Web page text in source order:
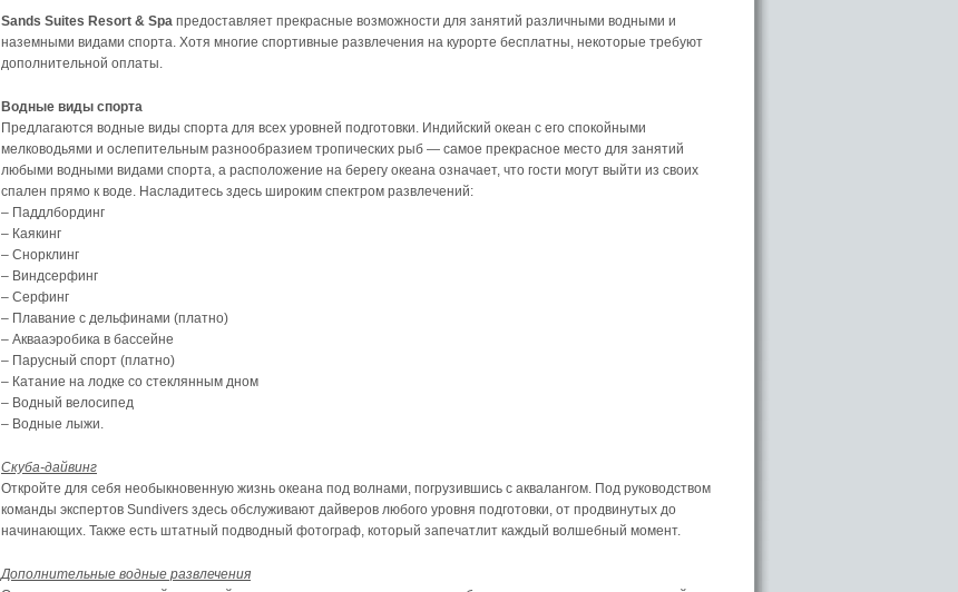
Sands Suites Resort & Spa предоставляет прекрасные возможности для занятий различными водными и
наземными видами спорта. Хотя многие спортивные развлечения на курорте бесплатны, некоторые требуют
дополнительной оплаты.
Водные виды спорта
Предлагаются водные виды спорта для всех уровней подготовки. Индийский океан с его спокойными
мелководьями и ослепительным разнообразием тропических рыб — самое прекрасное место для занятий
любыми водными видами спорта, а расположение на берегу океана означает, что гости могут выйти из своих
спален прямо к воде. Насладитесь здесь широким спектром развлечений:
– Паддлбординг
– Каякинг
– Снорклинг
– Виндсерфинг
– Серфинг
– Плавание с дельфинами (платно)
– Аквааэробика в бассейне
– Парусный спорт (платно)
– Катание на лодке со стеклянным дном
– Водный велосипед
– Водные лыжи.
Скуба-дайвинг
Откройте для себя необыкновенную жизнь океана под волнами, погрузившись с аквалангом. Под руководством
команды экспертов Sundivers здесь обслуживают дайверов любого уровня подготовки, от продвинутых до
начинающих. Также есть штатный подводный фотограф, который запечатлит каждый волшебный момент.
Дополнительные водные развлечения